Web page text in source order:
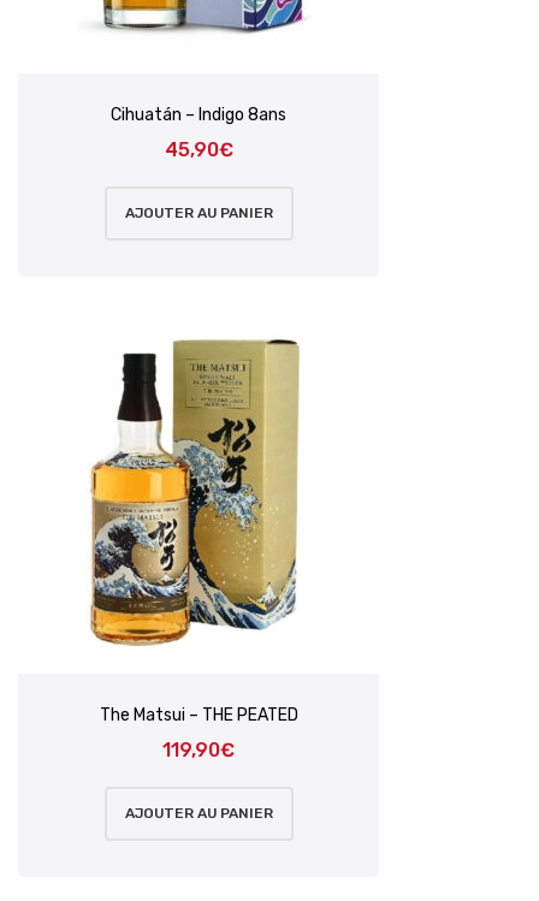
Cihuatán – Indigo 8ans
45,90€
AJOUTER AU PANIER
The Matsui – THE PEATED
119,90€
AJOUTER AU PANIER